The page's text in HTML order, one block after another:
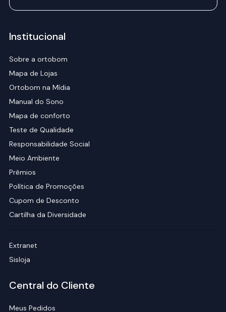
Institucional
Sobre a ortobom
Mapa de Lojas
Ortobom na Mídia
Manual do Sono
Mapa de conforto
Teste de Qualidade
Responsabilidade Social
Meio Ambiente
Prêmios
Política de Promoções
Cupom de Desconto
Cartilha da Diversidade
Extranet
Sisloja
Central do Cliente
Meus Pedidos